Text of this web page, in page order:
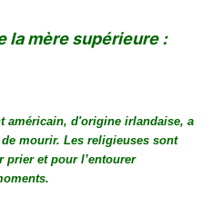
la mère supérieure :
américain, d'origine irlandaise, a
mourir. Les religieuses sont
prier et pour l’entourer